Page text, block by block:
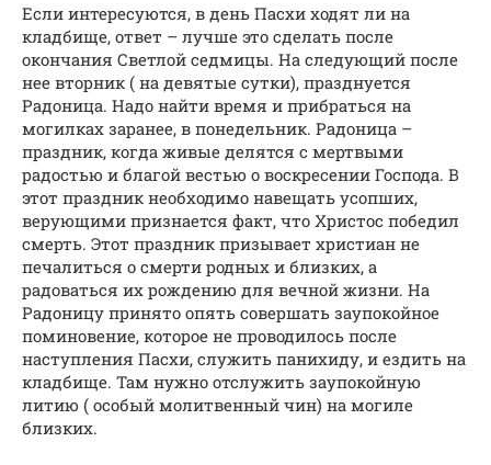
Если интересуются, в день Пасхи ходят ли на
кладбище, ответ – лучше это сделать после
окончания Светлой седмицы. На следующий после
нее вторник ( на девятые сутки), празднуется
Радоница. Надо найти время и прибраться на
могилках заранее, в понедельник. Радоница –
праздник, когда живые делятся с мертвыми
радостью и благой вестью о воскресении Господа. В
этот праздник необходимо навещать усопших,
верующими признается факт, что Христос победил
смерть. Этот праздник призывает христиан не
печалиться о смерти родных и близких, а
радоваться их рождению для вечной жизни. На
Радоницу принято опять совершать заупокойное
поминовение, которое не проводилось после
наступления Пасхи, служить панихиду, и ездить на
кладбище. Там нужно отслужить заупокойную
литию ( особый молитвенный чин) на могиле
близких.